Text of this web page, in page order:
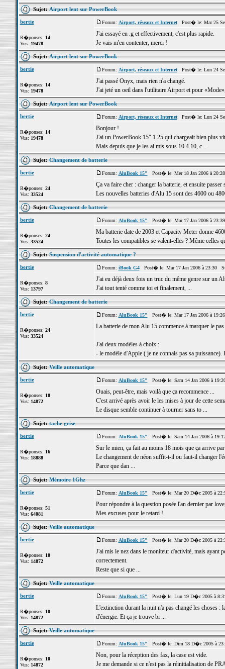
Sujet:Airport lent sur PowerBook
bertie
R�ponses: 14
Vus: 19478
Forum: Airport, réseaux et InternetPost� le: Mar 25
J'ai essayé en .g et effectivement, c'est plus rapide.
Je vais m'en contenter, merci !
Sujet:Airport lent sur PowerBook
bertie
R�ponses: 14
Vus: 19478
Forum: Airport, réseaux et InternetPost� le: Lun 24
J'ai passé Onyx, mais rien n'a changé.
J'ai jeté un oeil dans l'utilitaire Airport et pour
Sujet:Airport lent sur PowerBook
bertie
R�ponses: 14
Vus: 19478
Forum: Airport, réseaux et InternetPost� le: Lun 24
Bonjour !
J'ai un PowerBook 15" 1.25 qui chargeait bien plus
Mais depuis que je les ai mis sous 10.4.10, c ...
Sujet:Changement de batterie
bertie
R�ponses: 24
Vus: 33524
Forum: AluBook 15" Post� le: Mer 18 Jan 2006 à
Ça va faire cher : changer la batterie, et ensuite
Les nouvelles batteries d'Alu 15 sont des 4600 ou
Sujet:Changement de batterie
bertie
R�ponses: 24
Vus: 33524
Forum: AluBook 15" Post� le: Mar 17 Jan 2006 à
Ma batterie date de 2003 et Capacity Meter donne
Toutes les compatibles se valent-elles ? Même celles
Sujet:Suspension d'activité automatique ?
bertie
R�ponses: 8
Vus: 13797
Forum: iBook G4Post� le: Mar 17 Jan 2006 à 23:30
J'ai eu déjà deux fois un truc du même genre sur un
J'ai tout tenté comme toi et finalement, ...
Sujet:Changement de batterie
bertie
R�ponses: 24
Vus: 33524
Forum: AluBook 15" Post� le: Mar 17 Jan 2006 à
La batterie de mon Alu 15 commence à marquer le
J'ai deux modèles à choix :
- le modèle d'Apple ( je ne connais pas sa puissance).
Sujet:Veille automatique
bertie
R�ponses: 10
Vus: 14872
Forum: AluBook 15" Post� le: Sam 14 Jan 2006 à
Ouais, peut-être, mais voilà que ça recommence ...
C'est arrivé après avoir le les mises à jour de cette
Le disque semble continuer à tourner sans to ...
Sujet:tache grise
bertie
R�ponses: 16
Vus: 18888
Forum: AluBook 15" Post� le: Sam 14 Jan 2006 à
Sur le mien, ça fait au moins 18 mois que ça arrive
Le changement de néon suffit-t-il ou faut-il changer
Parce que dan ...
Sujet:Mémoire 1Ghz
bertie
R�ponses: 51
Vus: 64081
Forum: AluBook 15" Post� le: Mar 20 D�c 2005 à
Pour répondre à la question posée l'an dernier par
Mes excuses pour le retard !
Sujet:Veille automatique
bertie
R�ponses: 10
Vus: 14872
Forum: AluBook 15" Post� le: Mar 20 D�c 2005 à
J'ai mis le nez dans le moniteur d'activité, mais ayant
correctement.
Reste que si que ...
Sujet:Veille automatique
bertie
R�ponses: 10
Vus: 14872
Forum: AluBook 15" Post� le: Lun 19 D�c 2005 à
L'extinction durant la nuit n'a pas changé les choses :
d'énergie. Et ça je trouve bi ...
Sujet:Veille automatique
bertie
R�ponses: 10
Vus: 14872
Forum: AluBook 15" Post� le: Dim 18 D�c 2005 à
Non, pour la réception des fax, la case est vide.
Je me demande si ce n'est pas la réinitialisation de